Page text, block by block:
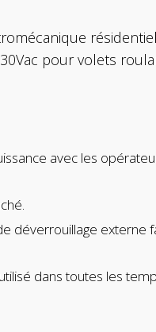
pour volets
avec les
déverrouillage externe
dans toutes les